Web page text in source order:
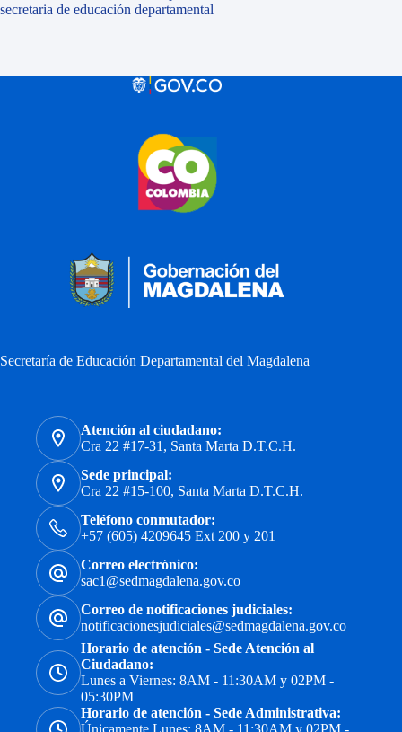
secretaria de educación departamental
Secretaría de Educación Departamental del Magdalena
Atención al ciudadano:
Cra 22 #17-31, Santa Marta D.T.C.H.
Sede principal:
Cra 22 #15-100, Santa Marta D.T.C.H.
Teléfono conmutador:
+57 (605) 4209645 Ext 200 y 201
Correo electrónico:
sac1@sedmagdalena.gov.co
Correo de notificaciones judiciales:
notificacionesjudiciales@sedmagdalena.gov.co
Horario de atención - Sede Atención al
Ciudadano:
Lunes a Viernes: 8AM - 11:30AM y 02PM -
05:30PM
Horario de atención - Sede Administrativa:
Únicamente Lunes: 8AM - 11:30AM y 02PM -